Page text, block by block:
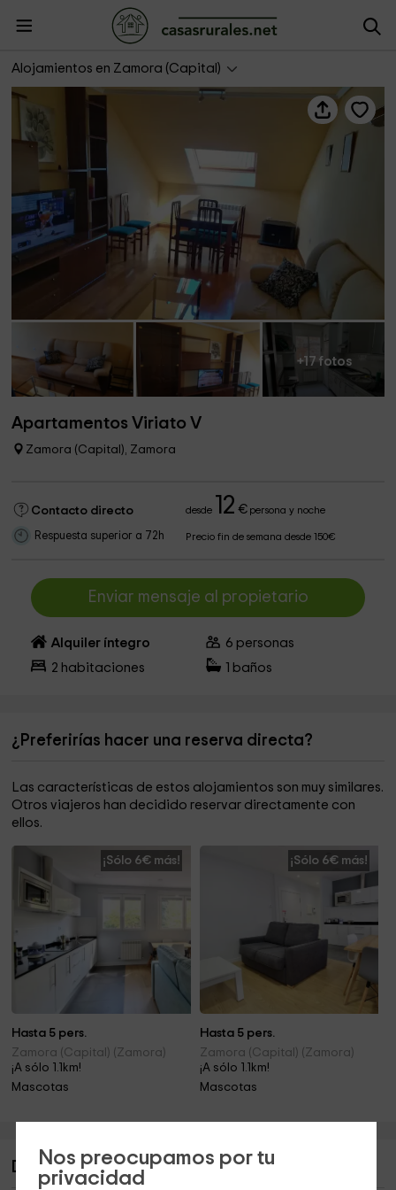
Nos preocupamos por tu
privacidad
Alojamientos en Zamora (Capital)
Apartamentos Viriato V
+17 fotos
Apartamentos Viriato V
Zamora (Capital), Zamora
Contacto directo desde 12 €persona y noche
Respuesta superior a 72h Precio fin de semana desde 150€
Enviar mensaje al propietario
Alquiler íntegro 6 personas
2 habitaciones baños
¿Preferirías hacer una reserva directa?
Las características de estos alojamientos son muy similares.
Otros viajeros han decidido reservar directamente con
ellos.
¡Sólo 6€ más!
Hasta 5 pers.
Zamora (Capital) (Zamora)
¡A sólo 1.1km!
Mascotas
¡Sólo 6€ más!
Hasta 5 pers.
Zamora (Capital) (Zamora)
¡A sólo 1.1km!
Mascotas
Descripción de Apartamentos Viriato V